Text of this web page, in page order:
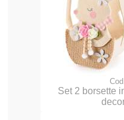
Set 2 borsette